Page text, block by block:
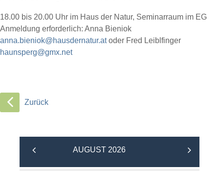
18.00 bis 20.00 Uhr im Haus der Natur, Seminarraum im EG
Anmeldung erforderlich: Anna Bieniok
anna.bieniok@hausdernatur.atoder Fred Leiblfinger
haunsperg@gmx.net
Zurück
AUGUST 2026